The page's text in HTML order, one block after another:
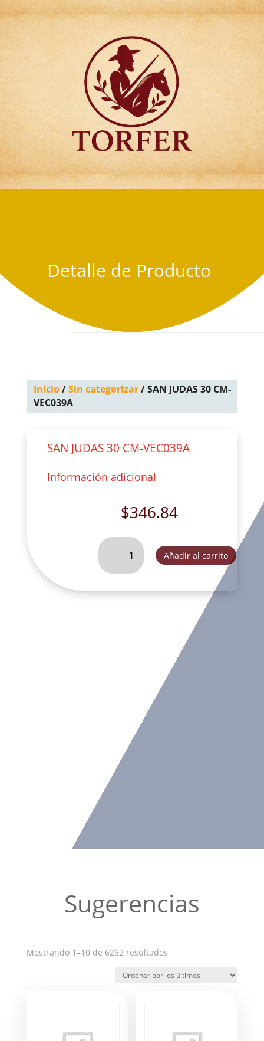
Articulos para
Regalo Torfer.
Detalle de Producto
Inicio/Sin categorizar/ SAN JUDAS 30 CM-
VEC039A
SAN JUDAS 30 CM-VEC039A
Información adicional
$346.84
SAN
30
VEC039A
Añadir al carrito
Sugerencias
Mostrando 1–10 de 6262 resultadosOrdenado
los